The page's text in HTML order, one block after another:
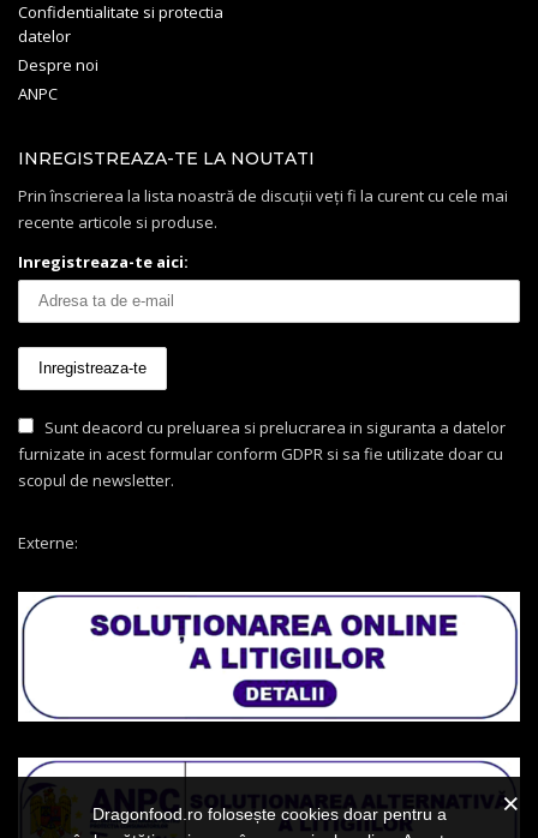
Confidentialitate si protectia
datelor
Despre noi
ANPC
INREGISTREAZA-TE LA NOUTATI
Prin înscrierea la lista noastră de discuții veți fi la curent cu cele mai
recente articole si produse.
Inregistreaza-te aici:
Sunt deacord cu preluarea si prelucrarea in siguranta a datelor
furnizate in acest formular conform GDPR si sa fie utilizate doar cu
scopul de newsletter.
Externe:
Dragonfood.ro folosește cookies doar pentru a